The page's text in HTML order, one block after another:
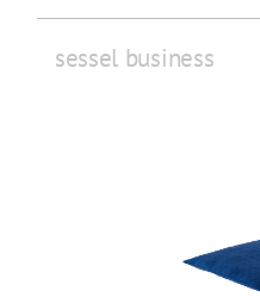
sessel business